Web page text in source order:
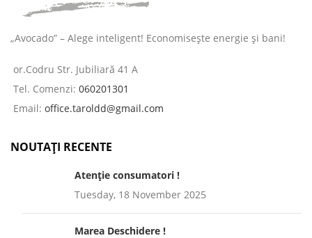
„Avocado” – Alege inteligent! Economisește energie și bani!
or.Codru Str. Jubiliară 41 A
Tel. Comenzi: 060201301
Email: office.taroldd@gmail.com
NOUTAȚI RECENTE
Atenție consumatori !
Tuesday, 18 November 2025
Marea Deschidere !